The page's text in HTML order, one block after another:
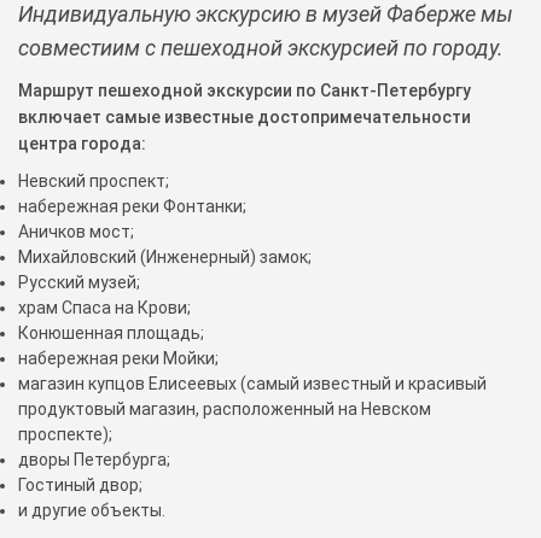
Индивидуальную экскурсию в музей Фаберже мы
совместиим с пешеходной экскурсией по городу.
Маршрут пешеходной экскурсии по Санкт-Петербургу
включает самые известные достопримечательности
центра города:
Невский проспект;
набережная реки Фонтанки;
Аничков мост;
Михайловский (Инженерный) замок;
Русский музей;
храм Спаса на Крови;
Конюшенная площадь;
набережная реки Мойки;
магазин купцов Елисеевых (самый известный и красивый
продуктовый магазин, расположенный на Невском
проспекте);
дворы Петербурга;
Гостиный двор;
и другие объекты.